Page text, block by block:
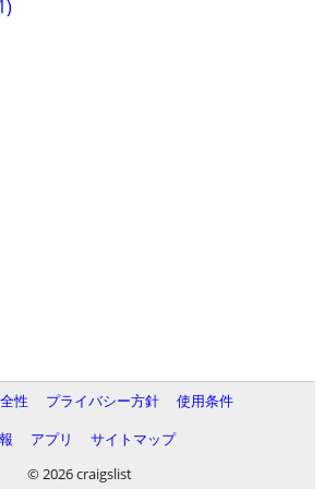
性 プライバシー方針
使用条件
アプリ
サイトマップ
© 2026 craigslist